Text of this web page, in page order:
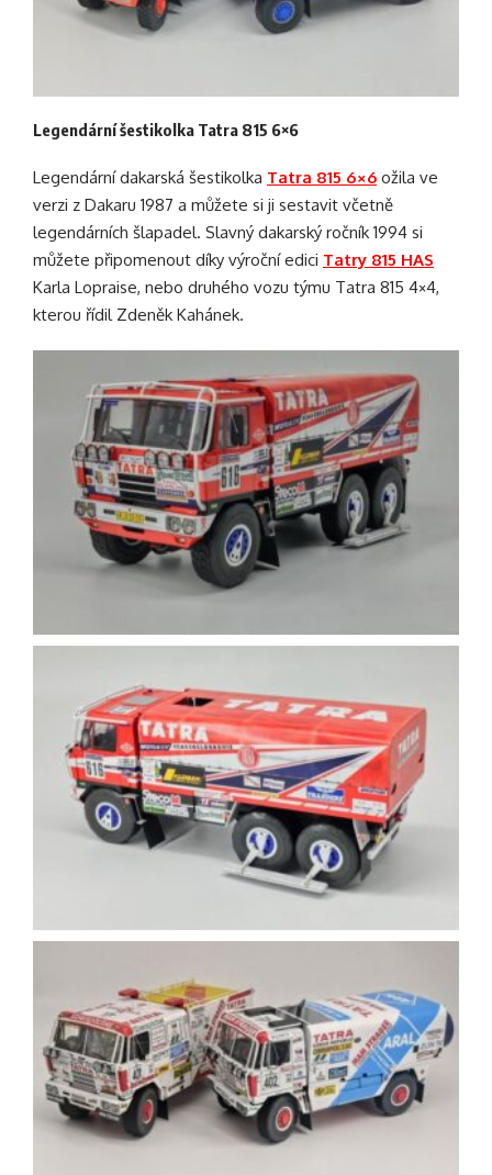
Legendární šestikolka Tatra 815 6×6
Legendární dakarská šestikolka Tatra 815 6×6 ožila ve
verzi z Dakaru 1987 a můžete si ji sestavit včetně
legendárních šlapadel. Slavný dakarský ročník 1994 si
můžete připomenout díky výroční edici Tatry 815 HAS
Karla Lopraise, nebo druhého vozu týmu Tatra 815 4×4,
kterou řídil Zdeněk Kahánek.